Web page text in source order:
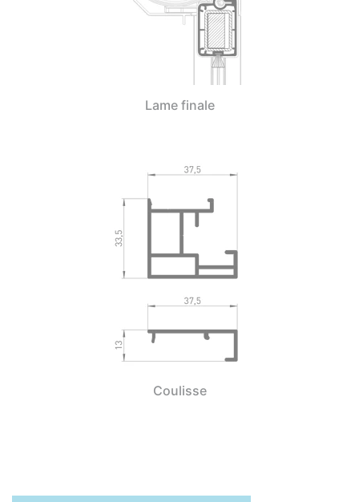
Lame finale
Coulisse